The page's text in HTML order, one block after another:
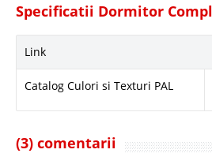
Specificatii Dormitor
Link
Catalog Culori si Texturi PAL
(3) comentarii